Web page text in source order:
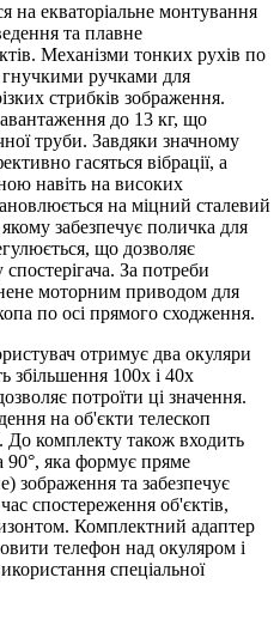
на екваторіальне монтування
та плавне
Механізми тонких рухів по
ручками для
стрибків зображення.
до 13 кг, що
труби. Завдяки значному
гасяться вібрації, а
навіть на високих
на міцний сталевий
забезпечує поличка для
що дозволяє
За потреби
моторним приводом для
по осі прямого сходження.
отримує два окуляри
збільшення 100x і 40x
потроїти ці значення.
на об'єкти телескоп
комплекту також входить
90°, яка формує пряме
зображення та забезпечує
спостереження об'єктів,
Комплектний адаптер
телефон над окуляром і
спеціальної